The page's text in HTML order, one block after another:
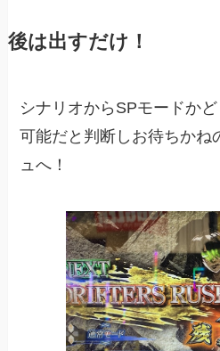
後は出すだけ！
シナリオからSPモードか
可能だと判断しお待ちかね
ュへ！